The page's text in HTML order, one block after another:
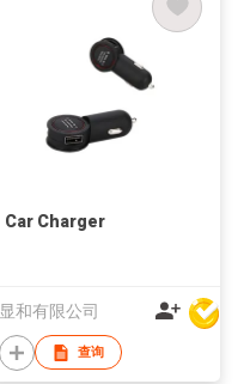
Car Charger
显和有限公司
查询